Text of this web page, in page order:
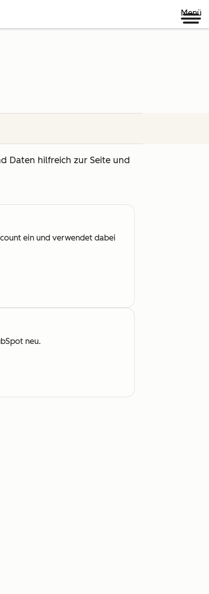
Menü
Daten hilfreich zur Seite und
ein und verwendet dabei
neu.